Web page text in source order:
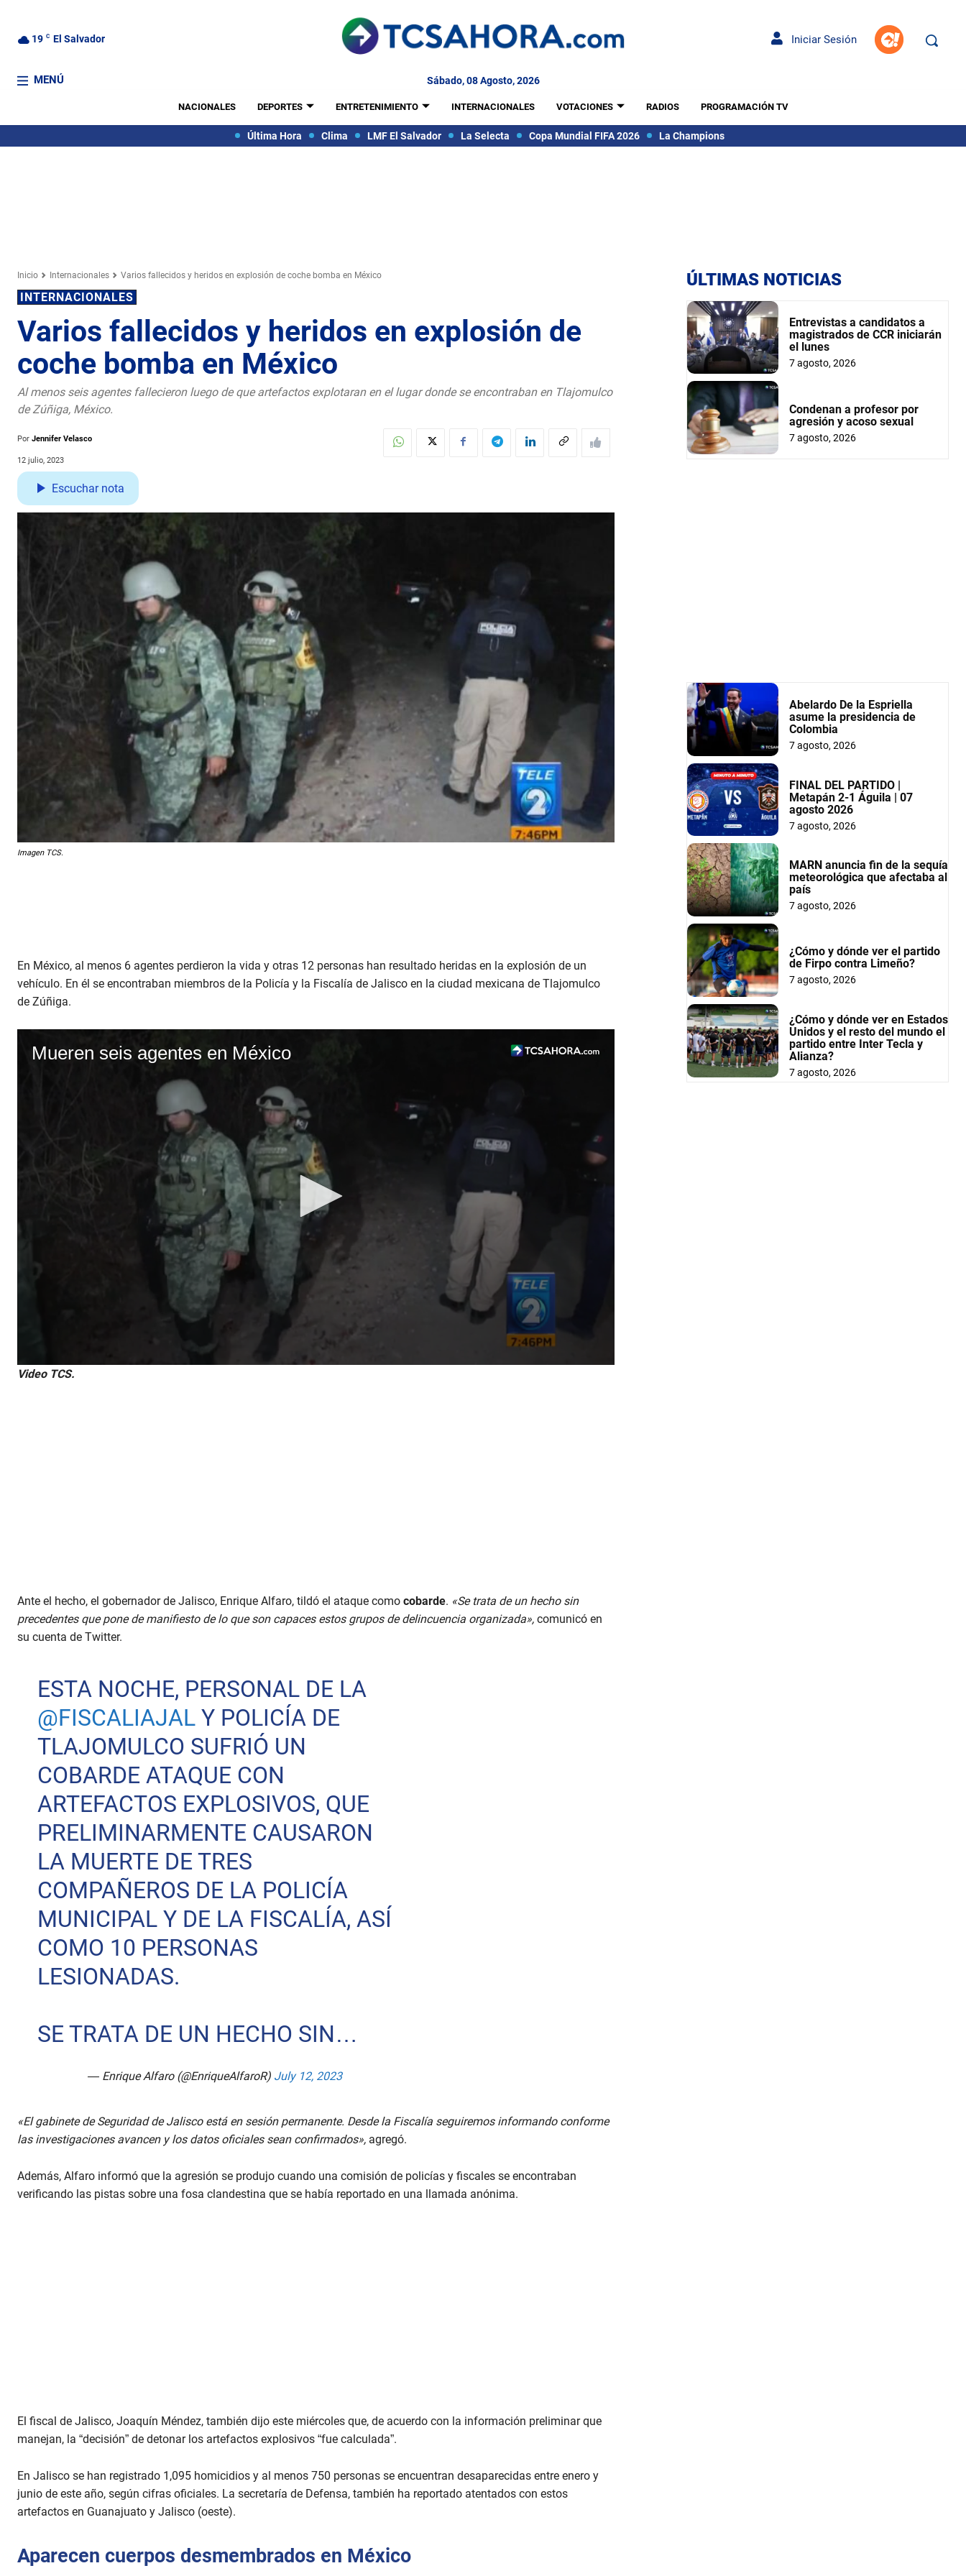
19 C El Salvador Iniciar Sesión
MENÚ Sábado, 08 Agosto, 2026
NACIONALES DEPORTES ENTRETENIMIENTO INTERNACIONALES VOTACIONES RADIOS PROGRAMACIÓN TV
Última Hora Clima LMF El Salvador La Selecta Copa Mundial FIFA 2026 La Champions
Inicio Internacionales Varios fallecidos y heridos en explosión de coche bomba en México
INTERNACIONALES
Varios fallecidos y heridos en explosión de
coche bomba en México
Al menos seis agentes fallecieron luego de que artefactos explotaran en el lugar donde se encontraban en Tlajomulco
de Zúñiga, México.
Por Jennifer Velasco
12 julio, 2023
Escuchar nota
Imagen TCS.
En México, al menos 6 agentes perdieron la vida y otras 12 personas han resultado heridas en la explosión de un
vehículo. En él se encontraban miembros de la Policía y la Fiscalía de Jalisco en la ciudad mexicana de Tlajomulco
de Zúñiga.
Video TCS.
Ante el hecho, el gobernador de Jalisco, Enrique Alfaro, tildó el ataque como cobarde. «Se trata de un hecho sin
precedentes que pone de manifiesto de lo que son capaces estos grupos de delincuencia organizada», comunicó en
su cuenta de Twitter.
ESTA NOCHE, PERSONAL DE LA
@FISCALIAJALY POLICÍA DE
TLAJOMULCO SUFRIÓ UN
COBARDE ATAQUE CON
ARTEFACTOS EXPLOSIVOS, QUE
PRELIMINARMENTE CAUSARON
LA MUERTE DE TRES
COMPAÑEROS DE LA POLICÍA
MUNICIPAL Y DE LA FISCALÍA, ASÍ
COMO 10 PERSONAS
LESIONADAS.
SE TRATA DE UN HECHO SIN…
— Enrique Alfaro (@EnriqueAlfaroR) July 12, 2023
«El gabinete de Seguridad de Jalisco está en sesión permanente. Desde la Fiscalía seguiremos informando conforme
las investigaciones avancen y los datos oficiales sean confirmados», agregó.
Además, Alfaro informó que la agresión se produjo cuando una comisión de policías y fiscales se encontraban
verificando las pistas sobre una fosa clandestina que se había reportado en una llamada anónima.
El fiscal de Jalisco, Joaquín Méndez, también dijo este miércoles que, de acuerdo con la información preliminar que
manejan, la “decisión” de detonar los artefactos explosivos “fue calculada”.
En Jalisco se han registrado 1,095 homicidios y al menos 750 personas se encuentran desaparecidas entre enero y
junio de este año, según cifras oficiales. La secretaría de Defensa, también ha reportado atentados con estos
artefactos en Guanajuato y Jalisco (oeste).
Aparecen cuerpos desmembrados en México
ÚLTIMAS NOTICIAS
Entrevistas a candidatos a
magistrados de CCR iniciarán
el lunes
7 agosto, 2026
Condenan a profesor por
agresión y acoso sexual
7 agosto, 2026
Abelardo De la Espriella
asume la presidencia de
Colombia
7 agosto, 2026
FINAL DEL PARTIDO |
Metapán 2-1 Águila | 07
agosto 2026
7 agosto, 2026
MARN anuncia fin de la sequía
meteorológica que afectaba al
país
7 agosto, 2026
¿Cómo y dónde ver el partido
de Firpo contra Limeño?
7 agosto, 2026
¿Cómo y dónde ver en Estados
Unidos y el resto del mundo el
partido entre Inter Tecla y
Alianza?
7 agosto, 2026